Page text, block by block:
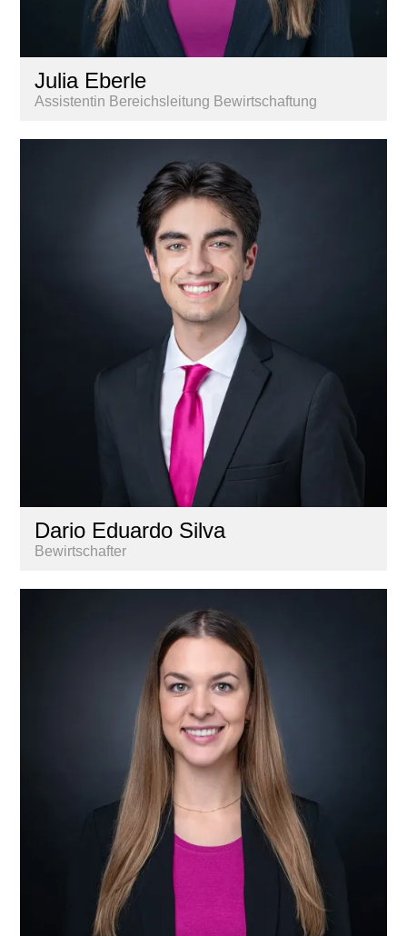
Julia Eberle
Assistentin Bereichsleitung Bewirtschaftung
Dario Eduardo Silva
Bewirtschafter